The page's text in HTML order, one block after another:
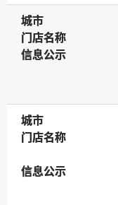
城市
城市
门店名称
门店名称
信息公示
信息公示
城市
城市
门店名称
门店名称
信息公示
信息公示